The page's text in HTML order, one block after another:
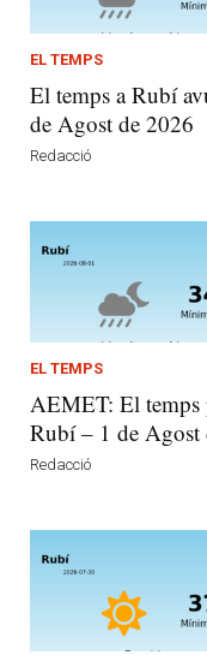
EL TEMPS
El temps a Rubí
de Agost de 2026
Redacció
EL TEMPS
AEMET: El temps
Rubí – 1 de Agost
Redacció